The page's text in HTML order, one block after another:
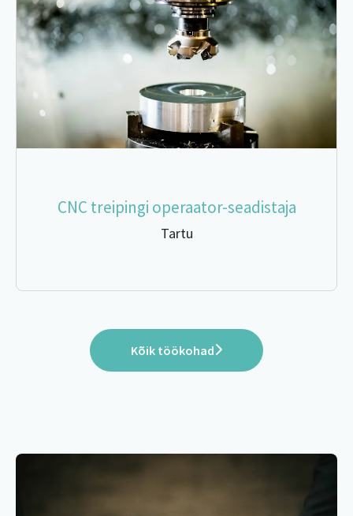
CNC treipingi operaator-seadistaja
Tartu
Kõik töökohad